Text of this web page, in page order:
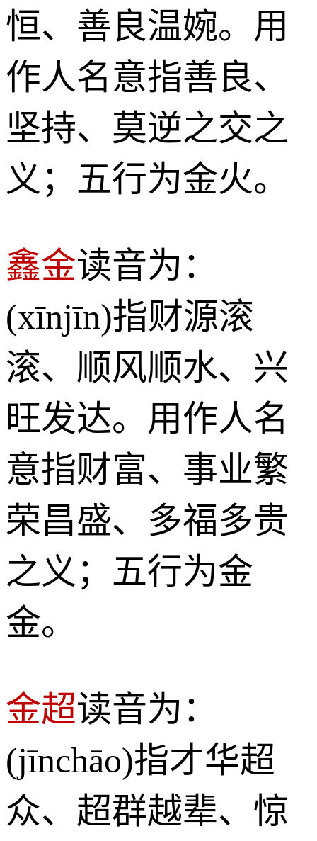
恒、善良温婉。用
作人名意指善良、
坚持、莫逆之交之
义；五行为金火。
鑫金读音为：
(xīnjīn)指财源滚
滚、顺风顺水、兴
旺发达。用作人名
意指财富、事业繁
荣昌盛、多福多贵
之义；五行为金
金。
金超读音为：
(jīnchāo)指才华超
众、超群越辈、惊